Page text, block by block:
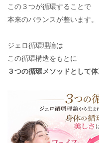
この３つが循環することで
本来のバランスが整います。
ジェロ循環理論は
この循環構造をもとに
３つの循環メソッドとして体